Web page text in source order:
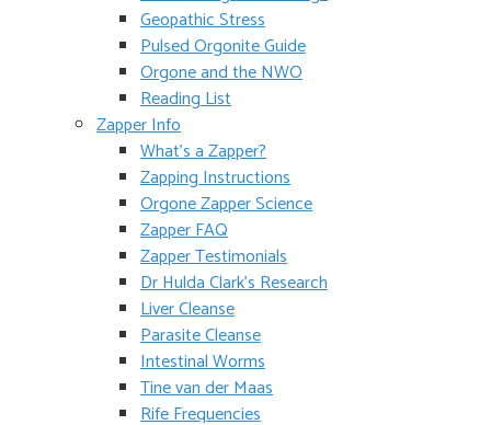
Geopathic Stress
Pulsed Orgonite Guide
Orgone and the NWO
Reading List
Zapper Info
What’s a Zapper?
Zapping Instructions
Orgone Zapper Science
Zapper FAQ
Zapper Testimonials
Dr Hulda Clark’s Research
Liver Cleanse
Parasite Cleanse
Intestinal Worms
Tine van der Maas
Rife Frequencies